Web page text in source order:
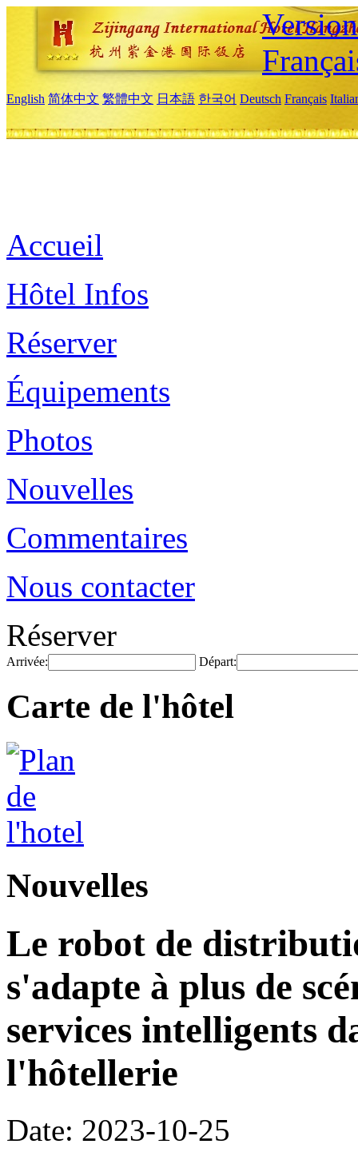
English 简体中文 繁體中文 日本語 한국어 Deutsch Français
Accueil
Hôtel Infos
Réserver
Équipements
Photos
Nouvelles
Commentaires
Nous contacter
Réserver
Arrivée: Départ:
Carte de l'hôtel
Nouvelles
Le robot de
s'adapte à plus de
services intelligents
l'hôtellerie
Date: 2023-10-25